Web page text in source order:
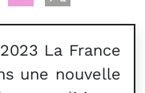
La France
une nouvelle